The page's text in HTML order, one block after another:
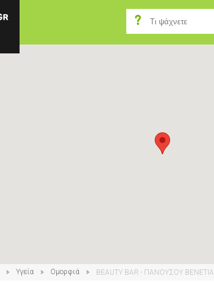
Υγεία Ομορφιά BEAUTY BAR - ΠΑΝΟΥΣΟΥ ΒΕΝΕΤΙΑ